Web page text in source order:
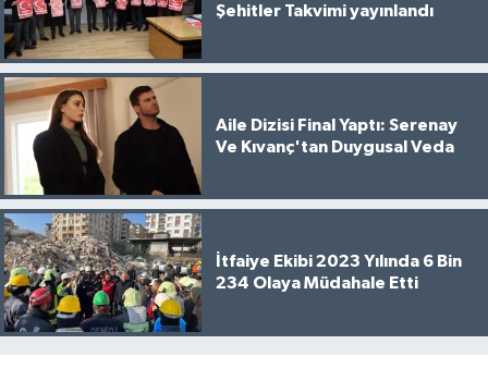
Şehitler Takvimi yayınlandı
Aile Dizisi Final Yaptı: Serenay
Ve Kıvanç'tan Duygusal Veda
İtfaiye Ekibi 2023 Yılında 6 Bin
234 Olaya Müdahale Etti